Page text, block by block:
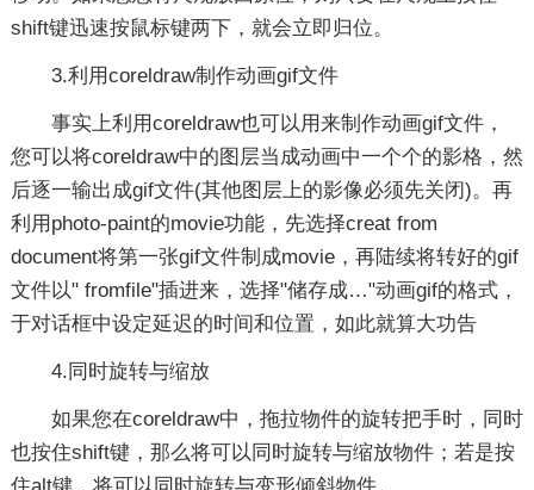
shift键迅速按鼠标键两下，就会立即归位。
3.利用coreldraw制作动画gif文件
事实上利用coreldraw也可以用来制作动画gif文件，
您可以将coreldraw中的图层当成动画中一个个的影格，然
后逐一输出成gif文件(其他图层上的影像必须先关闭)。再
利用photo-paint的movie功能，先选择creat from
document将第一张gif文件制成movie，再陆续将转好的gif
文件以" fromfile"插进来，选择"储存成…"动画gif的格式，
于对话框中设定延迟的时间和位置，如此就算大功告
4.同时旋转与缩放
如果您在coreldraw中，拖拉物件的旋转把手时，同时
也按住shift键，那么将可以同时旋转与缩放物件；若是按